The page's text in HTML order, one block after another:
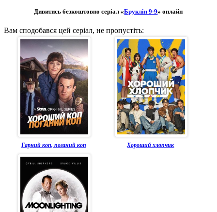
Дивитись безкоштовно серіал «Бруклін 9-9» онлайн
Вам сподобався цей серіал, не пропустіть:
Гарний коп, поганий коп Хороший хлопчик